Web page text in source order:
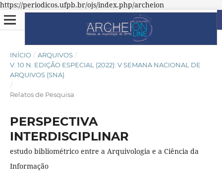
https://periodicos.ufpb.br/ojs/index.php/archeion
INÍCIO / ARQUIVOS /
V. 10 N. EDIÇÃO ESPECIAL (2022): V SEMANA NACIONAL DE
ARQUIVOS (SNA)
/
Relatos de Pesquisa
PERSPECTIVA
INTERDISCIPLINAR
estudo bibliométrico entre a Arquivologia e a Ciência da
Informação